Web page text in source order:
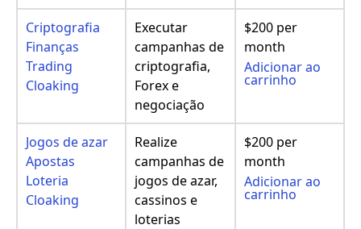
Criptografia
Finanças
Trading
Cloaking
Executar
campanhas de
criptografia,
Forex e
negociação
$200 per
month
Adicionar ao
carrinho
Jogos de azar
Apostas
Loteria
Cloaking
Realize
campanhas de
jogos de azar,
cassinos e
loterias
$200 per
month
Adicionar ao
carrinho